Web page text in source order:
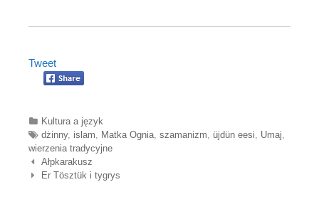
Tweet
Categories
Kultura a język
Tags
dżinny, islam Matka Ognia szamanizm üjdün eesi Umaj
wierzenia tradycyjne
Nawigacja wpisów
Ałpkarakusz
Er Tӧsztük i tygrys